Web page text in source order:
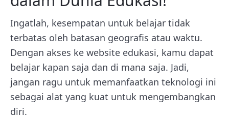
Ingatlah, kesempatan untuk belajar tidak
terbatas oleh batasan geografis atau waktu.
Dengan akses ke website edukasi, kamu dapat
belajar kapan saja dan di mana saja. Jadi,
jangan ragu untuk memanfaatkan teknologi ini
sebagai alat yang kuat untuk mengembangkan
diri.